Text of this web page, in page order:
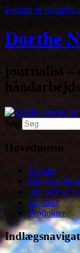
Fortsæt til primært
Dorthe
journalist
Søg
Hovedmenu
Forside
Bloggen
Om ord og
Kontakt
Produkter